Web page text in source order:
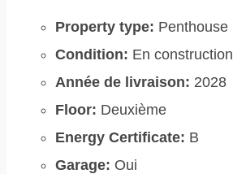
Property type: Penthouse
Condition: En construction
Année de livraison: 2028
Floor: Deuxième
Energy Certificate: B
Garage: Oui